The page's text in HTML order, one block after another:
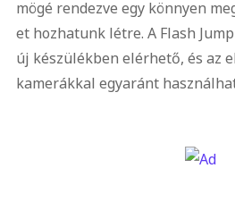
mögé rendezve egy könnyen
et hozhatunk létre. A Flash
új készülékben elérhető, és az
kamerákkal egyaránt